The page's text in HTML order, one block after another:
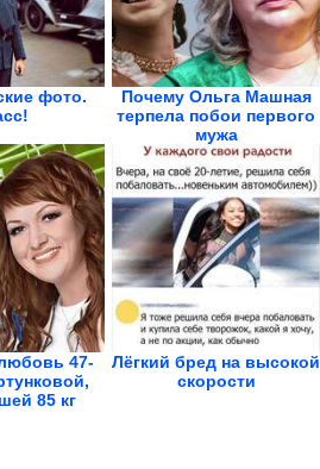
фото.
Почему Ольга Машная
терпела побои первого
мужа
47-
85 кг
Лёгкий бред на высокой
скорости